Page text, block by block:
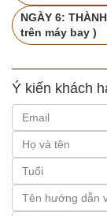
NGÀY 6:
trên máy bay )
Ý kiến khách